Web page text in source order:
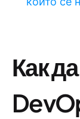
Как